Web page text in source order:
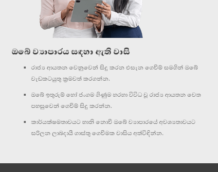
ඔබේ ව්‍යාපාරය සඳහා ඇති වාසි
රාජ්‍ය ආයතන වෙනුවෙන් සිදු කරන එසැන ගෙවීම් සමගින් ඔබේ
වැඩකටයුතු ක්‍රමවත් කරගන්න.
ඔබේ ඉතුරුම් හෝ ජංගම ගිණුම හරහා විවිධ වූ රාජ්‍ය ආයතන වෙත
පහසුවෙන් ගෙවීම් සිදු කරන්න.
කාර්යක්ෂමතාවයට හානි නොවී ඔබේ ව්‍යාපාරයේ අවශ්‍යතාවයට
සරිලන ලාබදායී ගාස්තු ගෙවීමක වාසිය අත්විඳින්න.